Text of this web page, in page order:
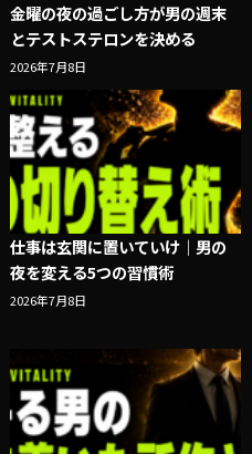
金曜の夜の過ごし方が男の週末
とテストステロンを決める
2026年7月8日
仕事は玄関に置いていけ｜男の
夜を変える5つの習慣術
2026年7月8日